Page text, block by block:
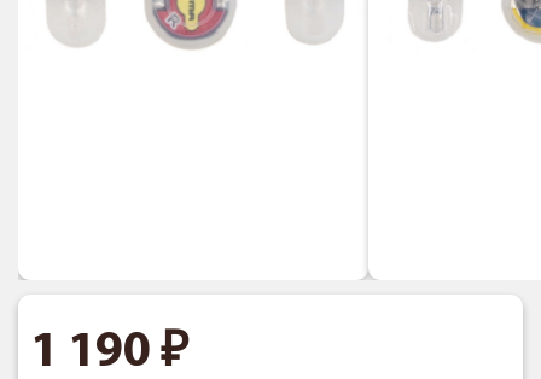
1 190